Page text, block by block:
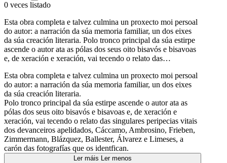
0 veces listado
Esta obra completa e talvez culmina un proxecto moi persoal
do autor: a narración da súa memoria familiar, un dos eixes
da súa creación literaria. Polo tronco principal da súa estirpe
ascende o autor ata as pólas dos seus oito bisavós e bisavoas
e, de xeración e xeración, vai tecendo o relato das…
Esta obra completa e talvez culmina un proxecto moi persoal
do autor: a narración da súa memoria familiar, un dos eixes
da súa creación literaria.
Polo tronco principal da súa estirpe ascende o autor ata as
pólas dos seus oito bisavós e bisavoas e, de xeración e
xeración, vai tecendo o relato das singulares peripecias vitais
dos devanceiros apelidados, Cáccamo, Ambrosino, Frieben,
Zimmermann, Blázquez, Ballester, Álvarez e Limeses, a
carón das fotografías que os identfican.
Ler máis Ler menos